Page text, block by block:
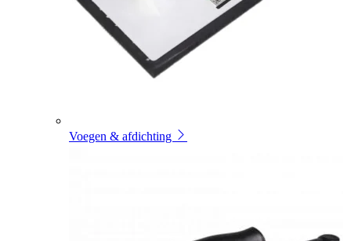
Voegen & afdichting